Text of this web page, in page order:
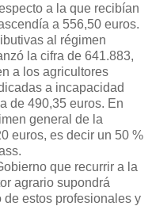
a la que recibían
a 556,50 euros.
al régimen
la cifra de 641.883,
a los agricultores
a incapacidad
de 490,35 euros. En
general de la
euros, es decir un 50 %
que recurrir a la
agrario supondrá
estos profesionales y